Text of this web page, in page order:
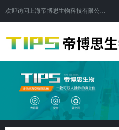
欢迎访问 上海帝博思生物科技有限公司